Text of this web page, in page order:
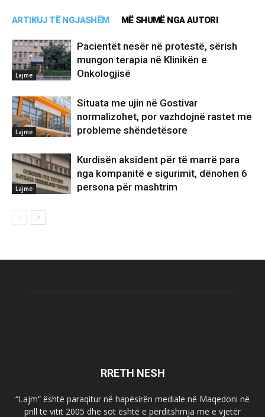
ARTIKUJ TË NGJASHËM MË SHUMË NGA AUTORI
Lajme
Pacientët nesër në protestë, sërish
mungon terapia në Klinikën e
Onkologjisë
Lajme
Situata me ujin në Gostivar
normalizohet, por vazhdojnë rastet me
probleme shëndetësore
Lajme
Kurdisën aksident për të marrë para
nga kompanitë e sigurimit, dënohen 6
persona për mashtrim
RRETH NESH
“Lajm” është paraqitur në hapësirën mediale në Maqedoni në
prill të vitit 2005 dhe sot është e përditshmja më e vjetër